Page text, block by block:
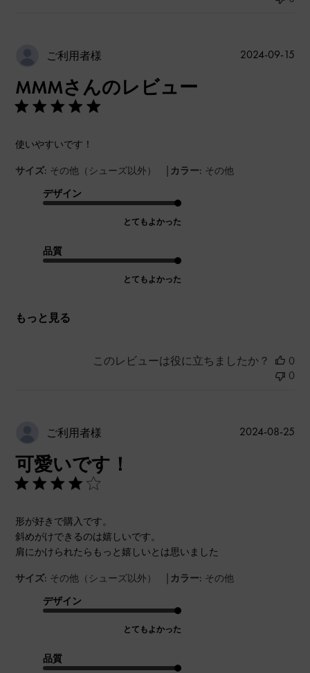
ご利用者様
MMMさんのレビュー
使いやすいです！
サイズ: その他（シューズ以外） | カラー: その他
デザイン
とてもよかった
品質
とてもよかった
もっと見る
公
2024-09-15
このレビューは役に立ちましたか？
0
0
ご利用者様
可愛いです！
形が好きで購入です。
斜めがけできるのは嬉しいです。
肩にかけられたらもっと嬉しいとは思いました
サイズ: その他（シューズ以外） | カラー: その他
デザイン
とてもよかった
品質
公
2024-08-25